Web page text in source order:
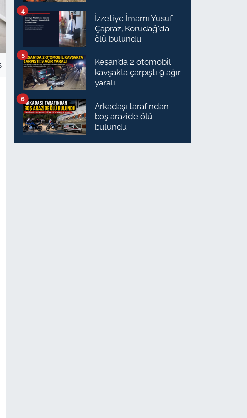
İzzetiye İmamı Yusuf
Çapraz, Korudağ'da
ölü bulundu
4
Keşan’da 2 otomobil
kavşakta çarpıştı 9 ağır
yaralı
5
Arkadaşı tarafından
boş arazide ölü
bulundu
6